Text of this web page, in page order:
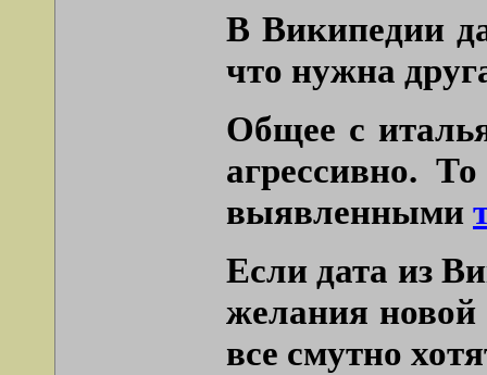
В Википедии
что нужна
Общее с
агрессивно.
выявленными
Если дата из
желания новой
все смутно